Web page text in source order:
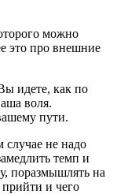
можно
это про внешние
идете, как по
воля.
пути.
случае не надо
темп и
поразмышлять на
и чего